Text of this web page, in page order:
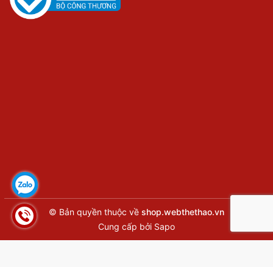
© Bản quyền thuộc về shop.webthethao.vn
Cung cấp bởi Sapo